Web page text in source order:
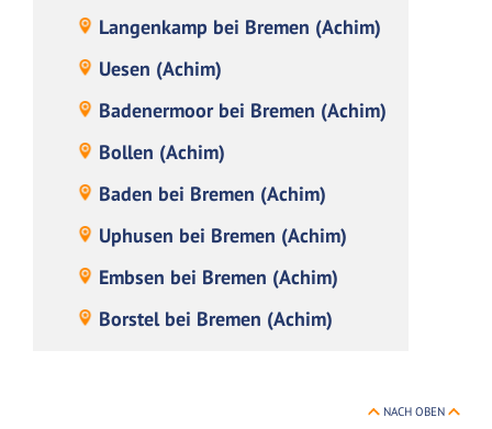
Langenkamp bei Bremen (Achim)
Uesen (Achim)
Badenermoor bei Bremen (Achim)
Bollen (Achim)
Baden bei Bremen (Achim)
Uphusen bei Bremen (Achim)
Embsen bei Bremen (Achim)
Borstel bei Bremen (Achim)
NACH OBEN